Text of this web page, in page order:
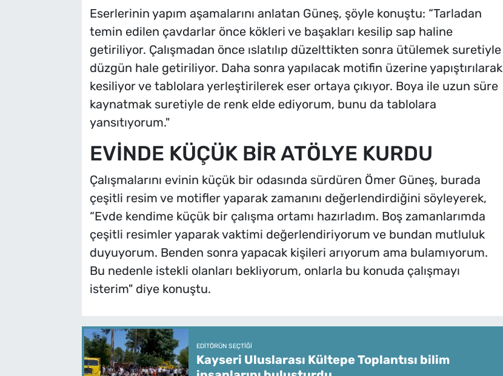
Eserlerinin yapım aşamalarını anlatan Güneş, şöyle konuştu: “Tarladan
temin edilen çavdarlar önce kökleri ve başakları kesilip sap haline
getiriliyor. Çalışmadan önce ıslatılıp düzelttikten sonra ütülemek suretiyle
düzgün hale getiriliyor. Daha sonra yapılacak motifin üzerine yapıştırılarak
kesiliyor ve tablolara yerleştirilerek eser ortaya çıkıyor. Boya ile uzun süre
kaynatmak suretiyle de renk elde ediyorum, bunu da tablolara
yansıtıyorum."
EVİNDE KÜÇÜK BİR ATÖLYE KURDU
Çalışmalarını evinin küçük bir odasında sürdüren Ömer Güneş, burada
çeşitli resim ve motifler yaparak zamanını değerlendirdiğini söyleyerek,
“Evde kendime küçük bir çalışma ortamı hazırladım. Boş zamanlarımda
çeşitli resimler yaparak vaktimi değerlendiriyorum ve bundan mutluluk
duyuyorum. Benden sonra yapacak kişileri arıyorum ama bulamıyorum.
Bu nedenle istekli olanları bekliyorum, onlarla bu konuda çalışmayı
isterim" diye konuştu.
EDITÖRÜN SEÇTIĞI
Kayseri Uluslarası Kültepe Toplantısı bilim